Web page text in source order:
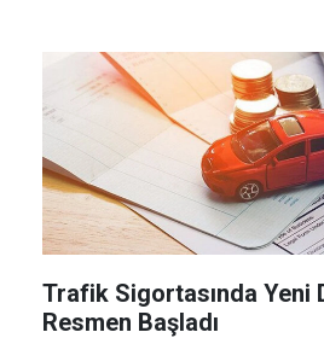
Trafik Sigortasında Yeni
Resmen Başladı